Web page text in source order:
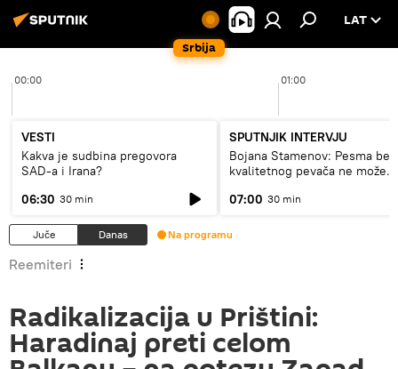
Srbija
LAT
00:00 01:00
VESTI
Kakva je sudbina pregovora
SAD-a i Irana?
06:30 30 min
SPUTNJIK INTERVJU
Bojana Stamenov: Pesma bez
kvalitetnog pevača ne može
07:00 30 min
Juče Danas Na programu
Reemiteri
Radikalizacija u Prištini:
Haradinaj preti celom